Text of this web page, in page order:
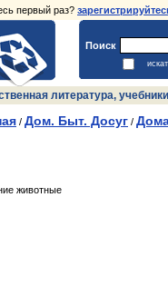
первый раз?
Поиск
литература,
/ Дом. Быт. Досуг /
животные